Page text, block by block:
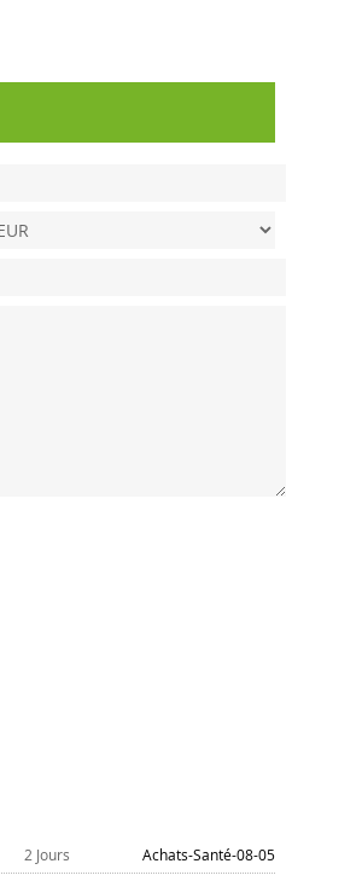
2 Jours Achats-Santé-08-05